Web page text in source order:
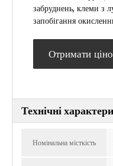
забруднень, клеми з
запобігання
Отримати
Технічні
Номінальна місткість